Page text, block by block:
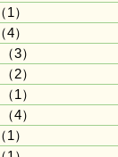
（1）
（4）
（3）
（2）
（1）
（4）
（1）